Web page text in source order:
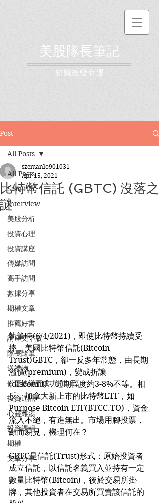
美股隊長筆記
​知識改變命運
Post
All Posts
Seminar
Interview
美股分析
投資心理
投資講座
傳媒訪問
高手訪問
數據分享
期權文章
推薦好書
講座文字版
隊長隨筆
送禮物
做更快樂更成功的自己
投資通訊
心靈雞湯
投資課程
期權
文章分享
All Posts
比特幣信託 (GBTC) 沒落之
謎
szemanlo901031
Apr 15, 2021
執筆時(6/4/2021)，即使比特幣持續受
捧，美國比特幣信託(Bitcoin
Trust)GBTC，卻一反多年常態，由長期
溢價(premium)，變成折讓
(discount)，近期幅度約3-8%不等。相
反，加拿大新上市的比特幣ETF，如
Purpose Bitcoin ETF(BTCC.TO)，資金
流入不絕，有進無出。市場用腳投票，
顯而易見，機理何在？
GBTC是信託(Trust)形式：原始投資者
成立信託，以信託名義買入並持有一定
數量比特幣(Bitcoin)，後於交易所掛
牌，其他投資者在交易所買賣該信託的